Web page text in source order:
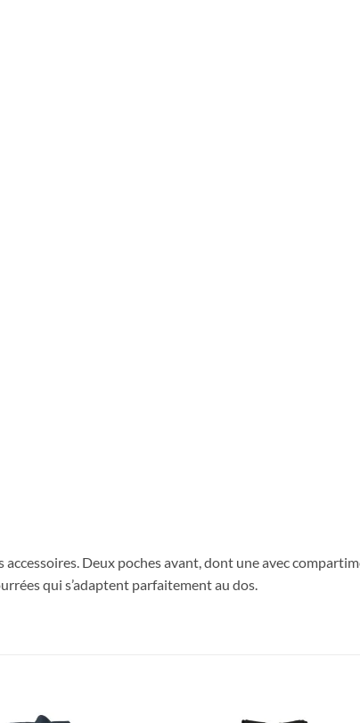
Deux poches avant, dont une avec
qui s’adaptent parfaitement au dos.